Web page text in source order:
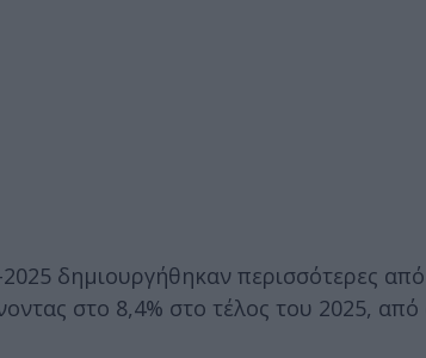
δημιουργήθηκαν περισσότερες
στο 8,4% στο τέλος του 2025, από